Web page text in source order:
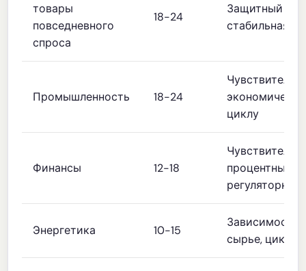
товары
повседневного
спроса
18-24
Защитный
стабильная
Промышленность 18-24
циклу
Финансы 12-18
процентным
Энергетика 10-15
Зависимость
сырье,